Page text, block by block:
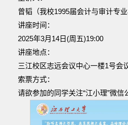
曾韬（我校1995届会计与审计专业
讲座时间：
2025年3月14日(周五)19:00
讲座地点：
三江校区志远会议中心一楼1号会
索票方式：
请欲参加的同学关注“江小理”微信